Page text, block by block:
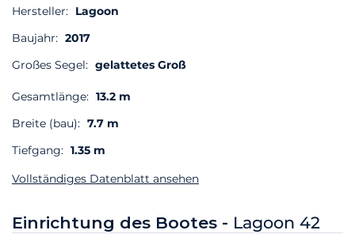
Hersteller: Lagoon
Baujahr: 2017
Großes Segel: gelattetes Groß
Gesamtlänge: 13.2 m
Breite (bau): 7.7 m
Tiefgang: 1.35 m
Vollständiges Datenblatt ansehen
Einrichtung des Bootes - Lagoon 42